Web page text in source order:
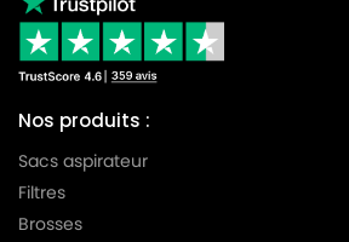
MIELE
MIELE ALU MAGIC
MIELE
MIELE ALU MAGIC ALUMINIUM
MIELE
MIELE ALUMAGIC
MIELE
MIELE ALUMINIUM
MIELE
Nos produits :
Sacs aspirateur
Filtres
Brosses